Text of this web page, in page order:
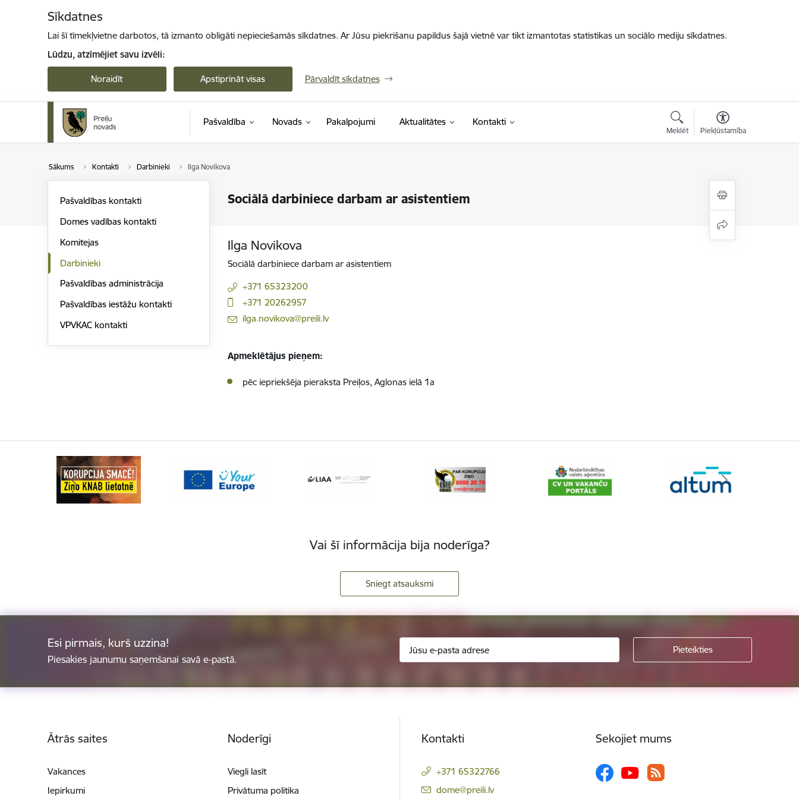
Sīkdatnes
Lai šī tīmekļvietne darbotos, tā izmanto obligāti nepieciešamās sīkdatnes. Ar Jūsu piekrišanu papildus šajā vietnē var tikt izmantotas statistikas un sociālo mediju sīkdatnes.
Lūdzu, atzīmējiet savu izvēli:
Noraidīt Apstiprināt visas Pārvaldīt sīkdatnes
Pašvaldība Novads Pakalpojumi Aktualitātes Kontakti
Meklēt Piekļūstamība
Sākums Kontakti Darbinieki Ilga Novikova
Sociālā darbiniece darbam ar asistentiem
Pašvaldības kontakti
Domes vadības kontakti
Komitejas
Darbinieki
Pašvaldības administrācija
Pašvaldības iestāžu kontakti
VPVKAC kontakti
Ilga Novikova
Sociālā darbiniece darbam ar asistentiem
+371 65323200
+371 20262957
E-pasts:ilga.novikova@preili.lv
Apmeklētājus pieņem:
pēc iepriekšēja pieraksta Preiļos, Aglonas ielā 1a
Vai šī informācija bija noderīga?
Sniegt atsauksmi
Esi pirmais, kurš uzzina!
Piesakies jaunumu saņemšanai savā e-pastā.
Ātrās saites
Vakances
Iepirkumi
Noderīgi
Viegli lasīt
Privātuma politika
Kontakti
+371 65322766
E-pasts:
dome@preili.lv
Sekojiet mums